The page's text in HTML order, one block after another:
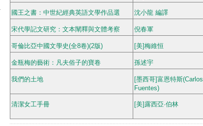
國王之書：中世紀經典英語文學作品選 沈小龍 編譯
宋代學記文研究：文本闡釋與文體考察 倪春軍
哥倫比亞中國文學史(全8卷)(2版) [美]梅維恒
金瓶梅的藝術：凡夫俗子的寶卷 孫述宇
我們的土地
[墨西哥]富恩特斯(Carlos
Fuentes)
清潔女工手冊 [美]露西亞·伯林